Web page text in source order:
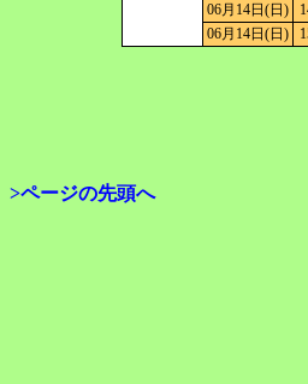
06月14日(日)
06月14日(日)
>ページの先頭へ